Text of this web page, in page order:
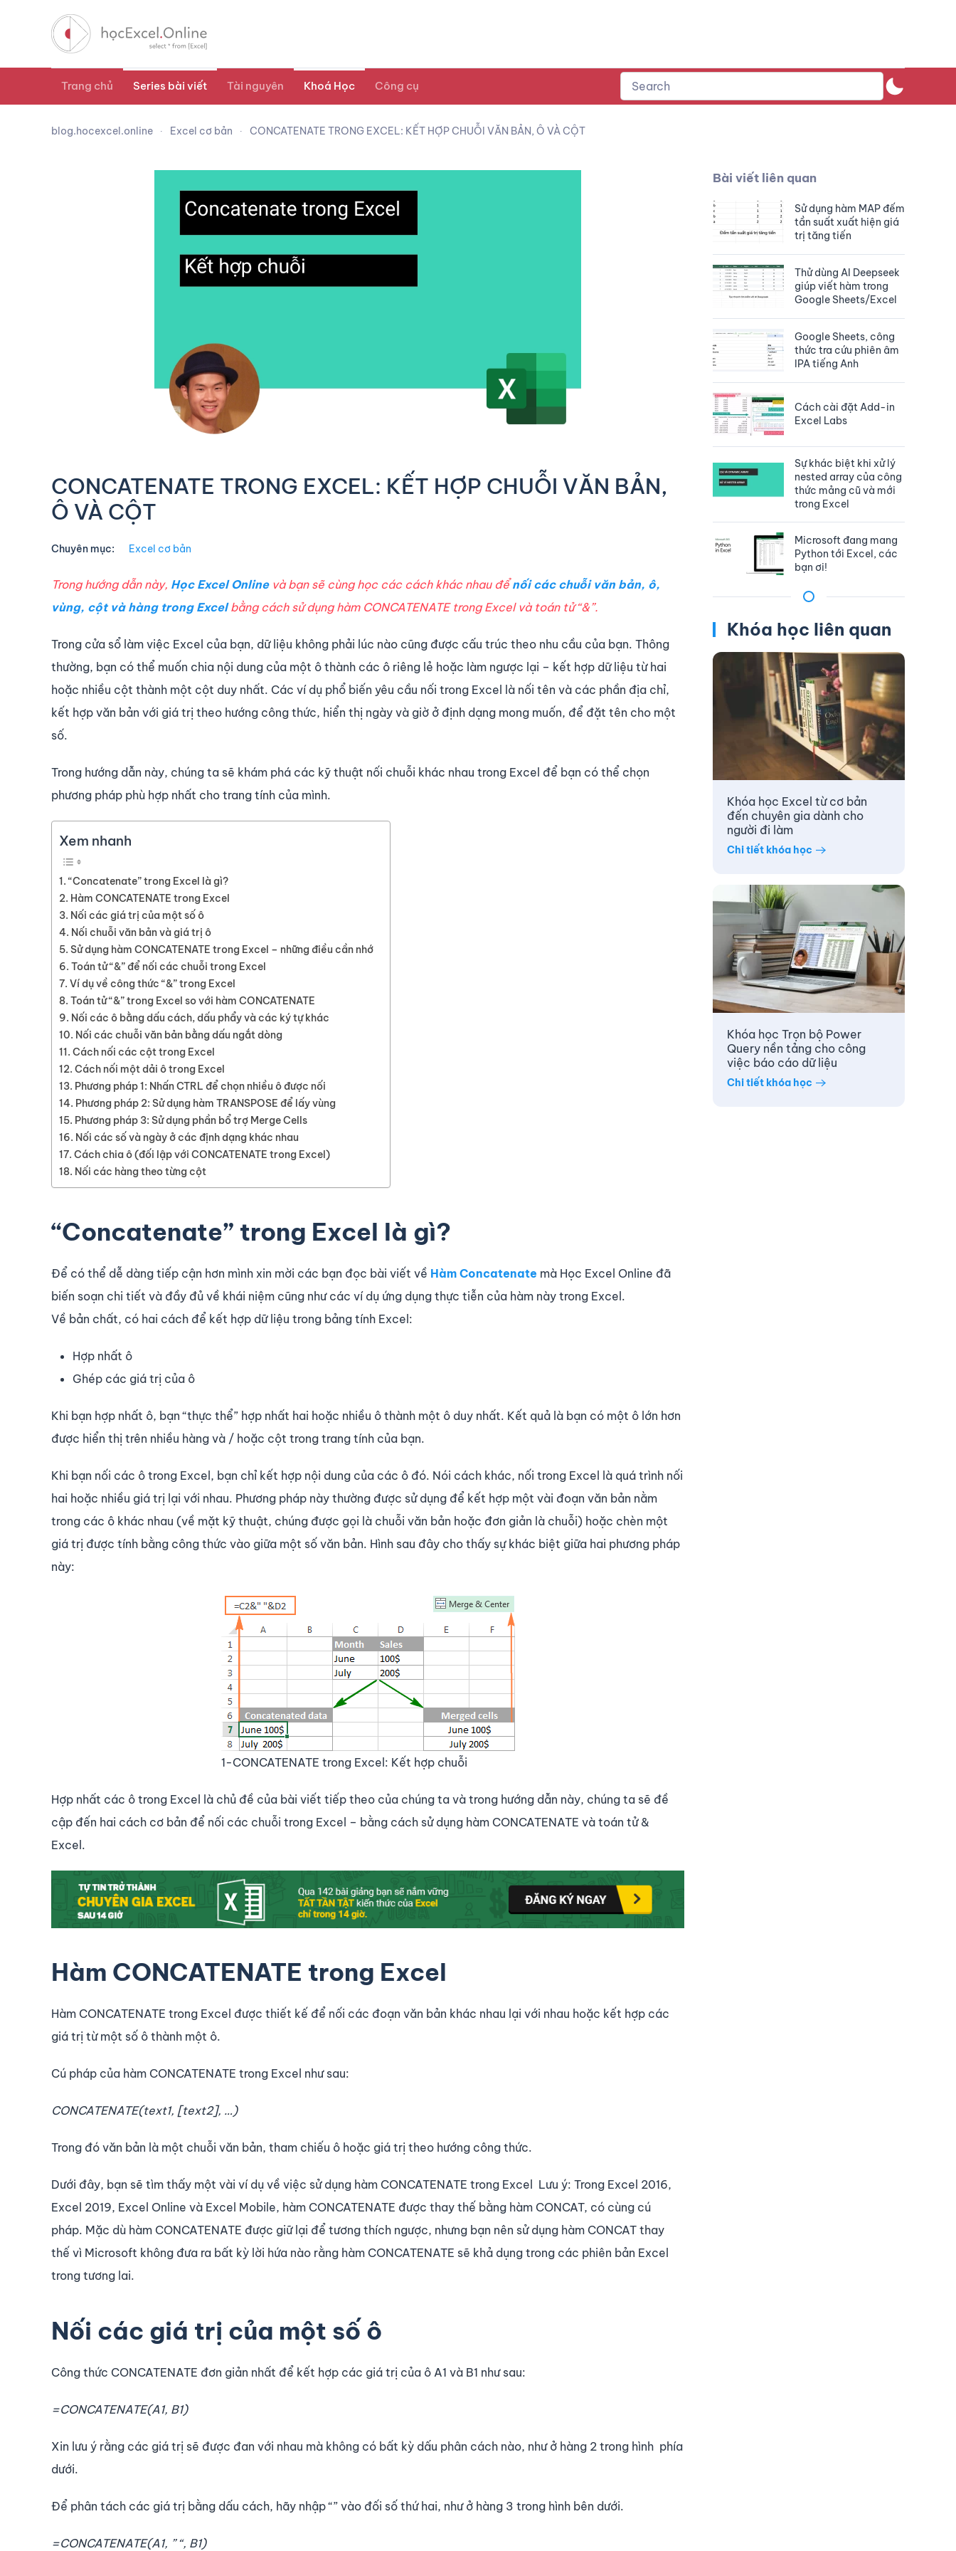
Trang chủ Series bài viết Tài nguyên Khoá Học Công cụ
blog.hocexcel.online Excel cơ bản CONCATENATE TRONG EXCEL: KẾT HỢP CHUỖI VĂN BẢN, Ô VÀ CỘT
CONCATENATE TRONG EXCEL: KẾT HỢP CHUỖI VĂN BẢN,
Ô VÀ CỘT
Chuyên mục: Excel cơ bản
Trong hướng dẫn này, Học Excel Onlinevà bạn sẽ cùng học các cách khác nhau đểnối các chuỗi văn bản, ô,
vùng, cột và hàng trong Excelbằng cách sử dụng hàm CONCATENATE trong Excel và toán tử “&”.
Trong cửa sổ làm việc Excel của bạn, dữ liệu không phải lúc nào cũng được cấu trúc theo nhu cầu của bạn. Thông
thường, bạn có thể muốn chia nội dung của một ô thành các ô riêng lẻ hoặc làm ngược lại – kết hợp dữ liệu từ hai
hoặc nhiều cột thành một cột duy nhất. Các ví dụ phổ biến yêu cầu nối trong Excel là nối tên và các phần địa chỉ,
kết hợp văn bản với giá trị theo hướng công thức, hiển thị ngày và giờ ở định dạng mong muốn, để đặt tên cho một
số.
Trong hướng dẫn này, chúng ta sẽ khám phá các kỹ thuật nối chuỗi khác nhau trong Excel để bạn có thể chọn
phương pháp phù hợp nhất cho trang tính của mình.
Xem nhanh
“Concatenate” trong Excel là gì?
Hàm CONCATENATE trong Excel
Nối các giá trị của một số ô
Nối chuỗi văn bản và giá trị ô
Sử dụng hàm CONCATENATE trong Excel – những điều cần nhớ
Toán tử “&” để nối các chuỗi trong Excel
Ví dụ về công thức “&” trong Excel
Toán tử “&” trong Excel so với hàm CONCATENATE
Nối các ô bằng dấu cách, dấu phẩy và các ký tự khác
Nối các chuỗi văn bản bằng dấu ngắt dòng
Cách nối các cột trong Excel
Cách nối một dải ô trong Excel
Phương pháp 1: Nhấn CTRL để chọn nhiều ô được nối
Phương pháp 2: Sử dụng hàm TRANSPOSE để lấy vùng
Phương pháp 3: Sử dụng phần bổ trợ Merge Cells
Nối các số và ngày ở các định dạng khác nhau
Cách chia ô (đối lập với CONCATENATE trong Excel)
Nối các hàng theo từng cột
“Concatenate” trong Excel là gì?
Để có thể dễ dàng tiếp cận hơn mình xin mời các bạn đọc bài viết về Hàm Concatenate mà Học Excel Online đã
biến soạn chi tiết và đầy đủ về khái niệm cũng như các ví dụ ứng dụng thực tiễn của hàm này trong Excel.
Về bản chất, có hai cách để kết hợp dữ liệu trong bảng tính Excel:
Hợp nhất ô
Ghép các giá trị của ô
Khi bạn hợp nhất ô, bạn “thực thể” hợp nhất hai hoặc nhiều ô thành một ô duy nhất. Kết quả là bạn có một ô lớn hơn
được hiển thị trên nhiều hàng và / hoặc cột trong trang tính của bạn.
Khi bạn nối các ô trong Excel, bạn chỉ kết hợp nội dung của các ô đó. Nói cách khác, nối trong Excel là quá trình nối
hai hoặc nhiều giá trị lại với nhau. Phương pháp này thường được sử dụng để kết hợp một vài đoạn văn bản nằm
trong các ô khác nhau (về mặt kỹ thuật, chúng được gọi là chuỗi văn bản hoặc đơn giản là chuỗi) hoặc chèn một
giá trị được tính bằng công thức vào giữa một số văn bản. Hình sau đây cho thấy sự khác biệt giữa hai phương pháp
này:
1-CONCATENATE trong Excel: Kết hợp chuỗi
Hợp nhất các ô trong Excel là chủ đề của bài viết tiếp theo của chúng ta và trong hướng dẫn này, chúng ta sẽ đề
cập đến hai cách cơ bản để nối các chuỗi trong Excel – bằng cách sử dụng hàm CONCATENATE và toán tử &
Excel.
Hàm CONCATENATE trong Excel
Hàm CONCATENATE trong Excel được thiết kế để nối các đoạn văn bản khác nhau lại với nhau hoặc kết hợp các
giá trị từ một số ô thành một ô.
Cú pháp của hàm CONCATENATE trong Excel như sau:
CONCATENATE(text1, [text2], …)
Trong đó văn bản là một chuỗi văn bản, tham chiếu ô hoặc giá trị theo hướng công thức.
Dưới đây, bạn sẽ tìm thấy một vài ví dụ về việc sử dụng hàm CONCATENATE trong Excel Lưu ý: Trong Excel 2016,
Excel 2019, Excel Online và Excel Mobile, hàm CONCATENATE được thay thế bằng hàm CONCAT, có cùng cú
pháp. Mặc dù hàm CONCATENATE được giữ lại để tương thích ngược, nhưng bạn nên sử dụng hàm CONCAT thay
thế vì Microsoft không đưa ra bất kỳ lời hứa nào rằng hàm CONCATENATE sẽ khả dụng trong các phiên bản Excel
trong tương lai.
Nối các giá trị của một số ô
Công thức CONCATENATE đơn giản nhất để kết hợp các giá trị của ô A1 và B1 như sau:
=CONCATENATE(A1, B1)
Xin lưu ý rằng các giá trị sẽ được đan với nhau mà không có bất kỳ dấu phân cách nào, như ở hàng 2 trong hình phía
dưới.
Để phân tách các giá trị bằng dấu cách, hãy nhập “” vào đối số thứ hai, như ở hàng 3 trong hình bên dưới.
=CONCATENATE(A1, ” “, B1)
Bài viết liên quan
Sử dụng hàm MAP đếm
tần suất xuất hiện giá
trị tăng tiến
Thử dùng AI Deepseek
giúp viết hàm trong
Google Sheets/Excel
Google Sheets, công
thức tra cứu phiên âm
IPA tiếng Anh
Cách cài đặt Add-in
Excel Labs
Sự khác biệt khi xử lý
nested array của công
thức mảng cũ và mới
trong Excel
Microsoft đang mang
Python tới Excel, các
bạn ơi!
Khóa học liên quan
Khóa học Excel từ cơ bản
đến chuyên gia dành cho
người đi làm
Chi tiết khóa học
Khóa học Trọn bộ Power
Query nền tảng cho công
việc báo cáo dữ liệu
Chi tiết khóa học